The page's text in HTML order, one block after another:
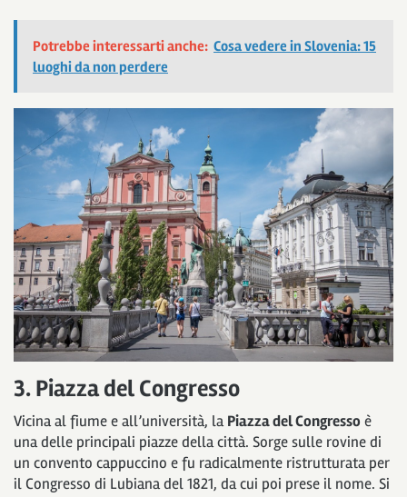
Potrebbe interessarti anche: Cosa vedere in Slovenia: 15
luoghi da non perdere
3. Piazza del Congresso
Vicina al fiume e all’università, laPiazza del Congresso è
una delle principali piazze della città. Sorge sulle rovine di
un convento cappuccino e fu radicalmente ristrutturata per
il Congresso di Lubiana del 1821, da cui poi prese il nome. Si